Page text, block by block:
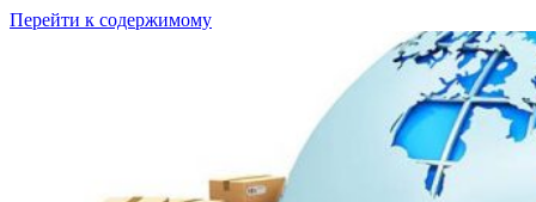
Перейти к содержимому